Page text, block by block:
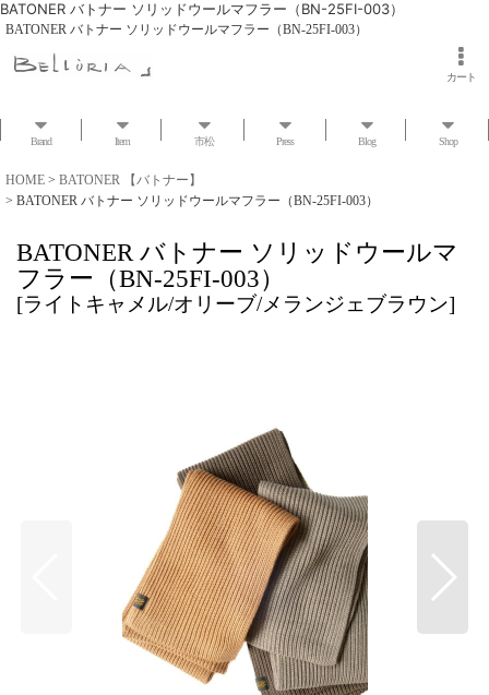
BATONER バトナー ソリッドウールマフラー（BN-25FI-003）
BATONER バトナー ソリッドウールマフラー（BN-25FI-003）
カート
Brand Item 市松 Press Blog Shop
HOME > BATONER 【バトナー】
> BATONER バトナー ソリッドウールマフラー（BN-25FI-003）
BATONER バトナー ソリッドウールマ
フラー（BN-25FI-003）
[ライトキャメル/オリーブ/メランジェブラウン]